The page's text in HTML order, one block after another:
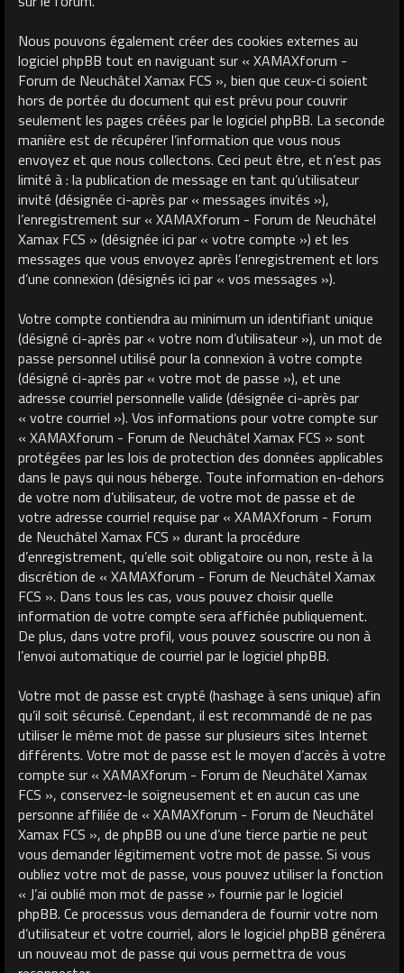
Nous pouvons également créer des cookies externes au
logiciel phpBB tout en naviguant sur « XAMAXforum -
Forum de Neuchâtel Xamax FCS », bien que ceux-ci soient
hors de portée du document qui est prévu pour couvrir
seulement les pages créées par le logiciel phpBB. La seconde
manière est de récupérer l’information que vous nous
envoyez et que nous collectons. Ceci peut être, et n’est pas
limité à : la publication de message en tant qu’utilisateur
invité (désignée ci-après par « messages invités »),
l’enregistrement sur « XAMAXforum - Forum de Neuchâtel
Xamax FCS » (désignée ici par « votre compte ») et les
messages que vous envoyez après l’enregistrement et lors
d’une connexion (désignés ici par « vos messages »).
Votre compte contiendra au minimum un identifiant unique
(désigné ci-après par « votre nom d’utilisateur »), un mot de
passe personnel utilisé pour la connexion à votre compte
(désigné ci-après par « votre mot de passe »), et une
adresse courriel personnelle valide (désignée ci-après par
« votre courriel »). Vos informations pour votre compte sur
« XAMAXforum - Forum de Neuchâtel Xamax FCS » sont
protégées par les lois de protection des données applicables
dans le pays qui nous héberge. Toute information en-dehors
de votre nom d’utilisateur, de votre mot de passe et de
votre adresse courriel requise par « XAMAXforum - Forum
de Neuchâtel Xamax FCS » durant la procédure
d’enregistrement, qu’elle soit obligatoire ou non, reste à la
discrétion de « XAMAXforum - Forum de Neuchâtel Xamax
FCS ». Dans tous les cas, vous pouvez choisir quelle
information de votre compte sera affichée publiquement.
De plus, dans votre profil, vous pouvez souscrire ou non à
l’envoi automatique de courriel par le logiciel phpBB.
Votre mot de passe est crypté (hashage à sens unique) afin
qu’il soit sécurisé. Cependant, il est recommandé de ne pas
utiliser le même mot de passe sur plusieurs sites Internet
différents. Votre mot de passe est le moyen d’accès à votre
compte sur « XAMAXforum - Forum de Neuchâtel Xamax
FCS », conservez-le soigneusement et en aucun cas une
personne affiliée de « XAMAXforum - Forum de Neuchâtel
Xamax FCS », de phpBB ou une d’une tierce partie ne peut
vous demander légitimement votre mot de passe. Si vous
oubliez votre mot de passe, vous pouvez utiliser la fonction
« J’ai oublié mon mot de passe » fournie par le logiciel
phpBB. Ce processus vous demandera de fournir votre nom
d’utilisateur et votre courriel, alors le logiciel phpBB générera
un nouveau mot de passe qui vous permettra de vous